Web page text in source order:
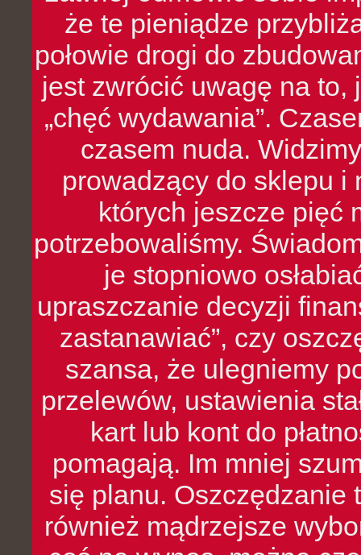
że te pieniądze
połowie drogi do
jest zwrócić uwagę na to,
„chęć wydawania”.
czasem nuda.
prowadzący do sklepu i
których jeszcze pięć
potrzebowaliśmy.
je stopniowo
upraszczanie decyzji
zastanawiać”, czy
szansa, że ulegniemy
przelewów, ustawienia
kart lub kont do
pomagają. Im mniej
się planu. Oszczędzanie
również mądrzejsze